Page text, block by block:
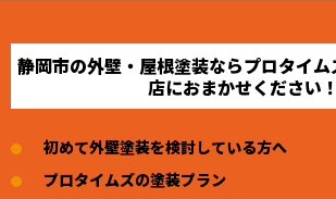
静岡市の外壁・屋根塗装ならプロタイ
店におまかせください！
初めて外壁塗装を検討している方へ
プロタイムズの塗装プラン